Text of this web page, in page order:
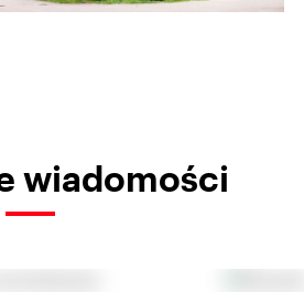
wiadomości